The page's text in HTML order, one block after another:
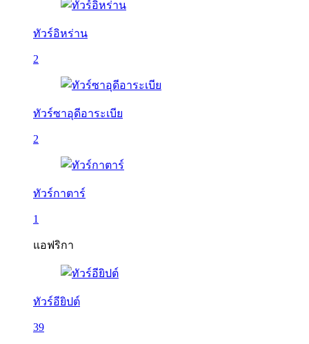
ทัวร์อิหร่าน
2
ทัวร์ซาอุดีอาระเบีย
2
ทัวร์กาตาร์
1
แอฟริกา
ทัวร์อียิปต์
39